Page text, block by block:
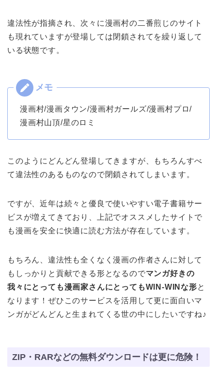
違法性が指摘され、次々に漫画村の二番煎じのサイト
も現れていますが登場しては閉鎖されてを繰り返して
いる状態です。
漫画村/漫画タウン/漫画村ガールズ/漫画村プロ/
漫画村山頂/星のロミ
このようにどんどん登場してきますが、もちろんすべ
て違法性のあるものなので閉鎖されてしまいます。
ですが、近年は続々と優良で使いやすい電子書籍サー
ビスが増えてきており、上記でオススメしたサイトで
も漫画を安全に快適に読む方法が存在しています。
もちろん、違法性も全くなく漫画の作者さんに対して
もしっかりと貢献できる形となるのでマンガ好きの
我々にとっても漫画家さんにとってもWIN-WINな形と
なります！ぜひこのサービスを活用して更に面白いマ
ンガがどんどんと生まれてくる世の中にしたいですね♪
ZIP・RARなどの無料ダウンロードは更に危険！